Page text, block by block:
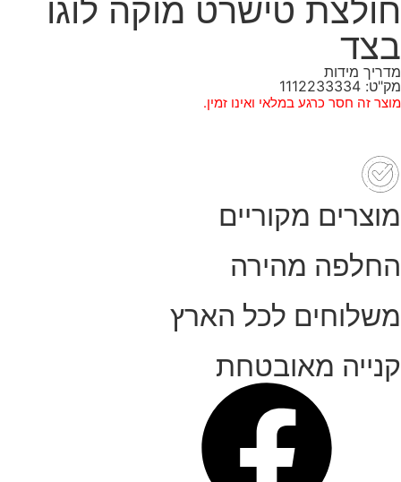
חולצת טישרט מוקה לוגו
בצד
מדריך מידות
מק"ט: 1112233334
מוצר זה חסר כרגע במלאי ואינו זמין.
מוצרים מקוריים
החלפה מהירה
משלוחים לכל הארץ
קנייה מאובטחת